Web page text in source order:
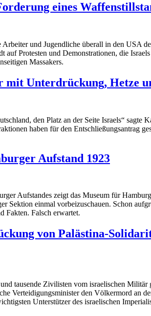
eines
und Jugendliche überall in den USA
auf Protesten und Demonstrationen, die
Massakers.
Unterdrückung, Hetze
den Platz an der Seite Israels“
haben für den Entschließungsantrag
Aufstand 1923
Aufstandes zeigt das Museum für
Sektion einmal vorbeizuschauen. Schon
Fakten. Falsch erwartet.
von Palästina-
tausende Zivilisten vom israelischen
Verteidigungsminister den Völkermord an
Unterstützer des israelischen